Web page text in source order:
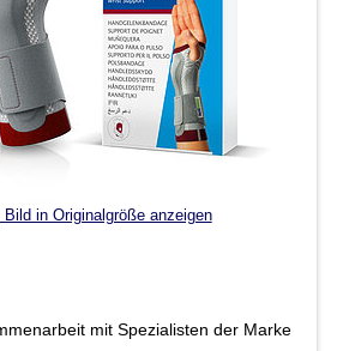
Bild in Originalgröße anzeigen
mit Spezialisten der Marke